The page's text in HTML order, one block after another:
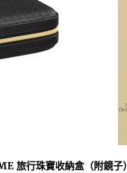
旅行珠寶收納盒（附鏡子）